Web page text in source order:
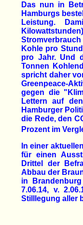
Das nun in
Hamburgs
Leistung.
Kohle pro
pro Jahr. Und
Tonnen
spricht daher
Greenpeace-
gegen die
Lettern auf
Hamburger
die Rede, den
Prozent im
In einer
für einen
Drittel der
Abbau der
in
7.06.14, v.
Stilllegung aller